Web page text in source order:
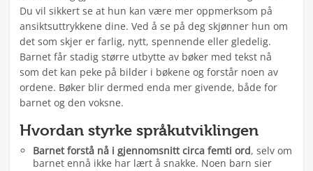
Du vil sikkert se at hun kan være mer oppmerksom på
ansiktsuttrykkene dine. Ved å se på deg skjønner hun om
det som skjer er farlig, nytt, spennende eller gledelig.
Barnet får stadig større utbytte av bøker med tekst nå
som det kan peke på bilder i bøkene og forstår noen av
ordene. Bøker blir dermed enda mer givende, både for
barnet og den voksne.
Hvordan styrke språkutviklingen
Barnet forstå nå i gjennomsnitt circa femti ord, selv om
barnet ennå ikke har lært å snakke. Noen barn sier